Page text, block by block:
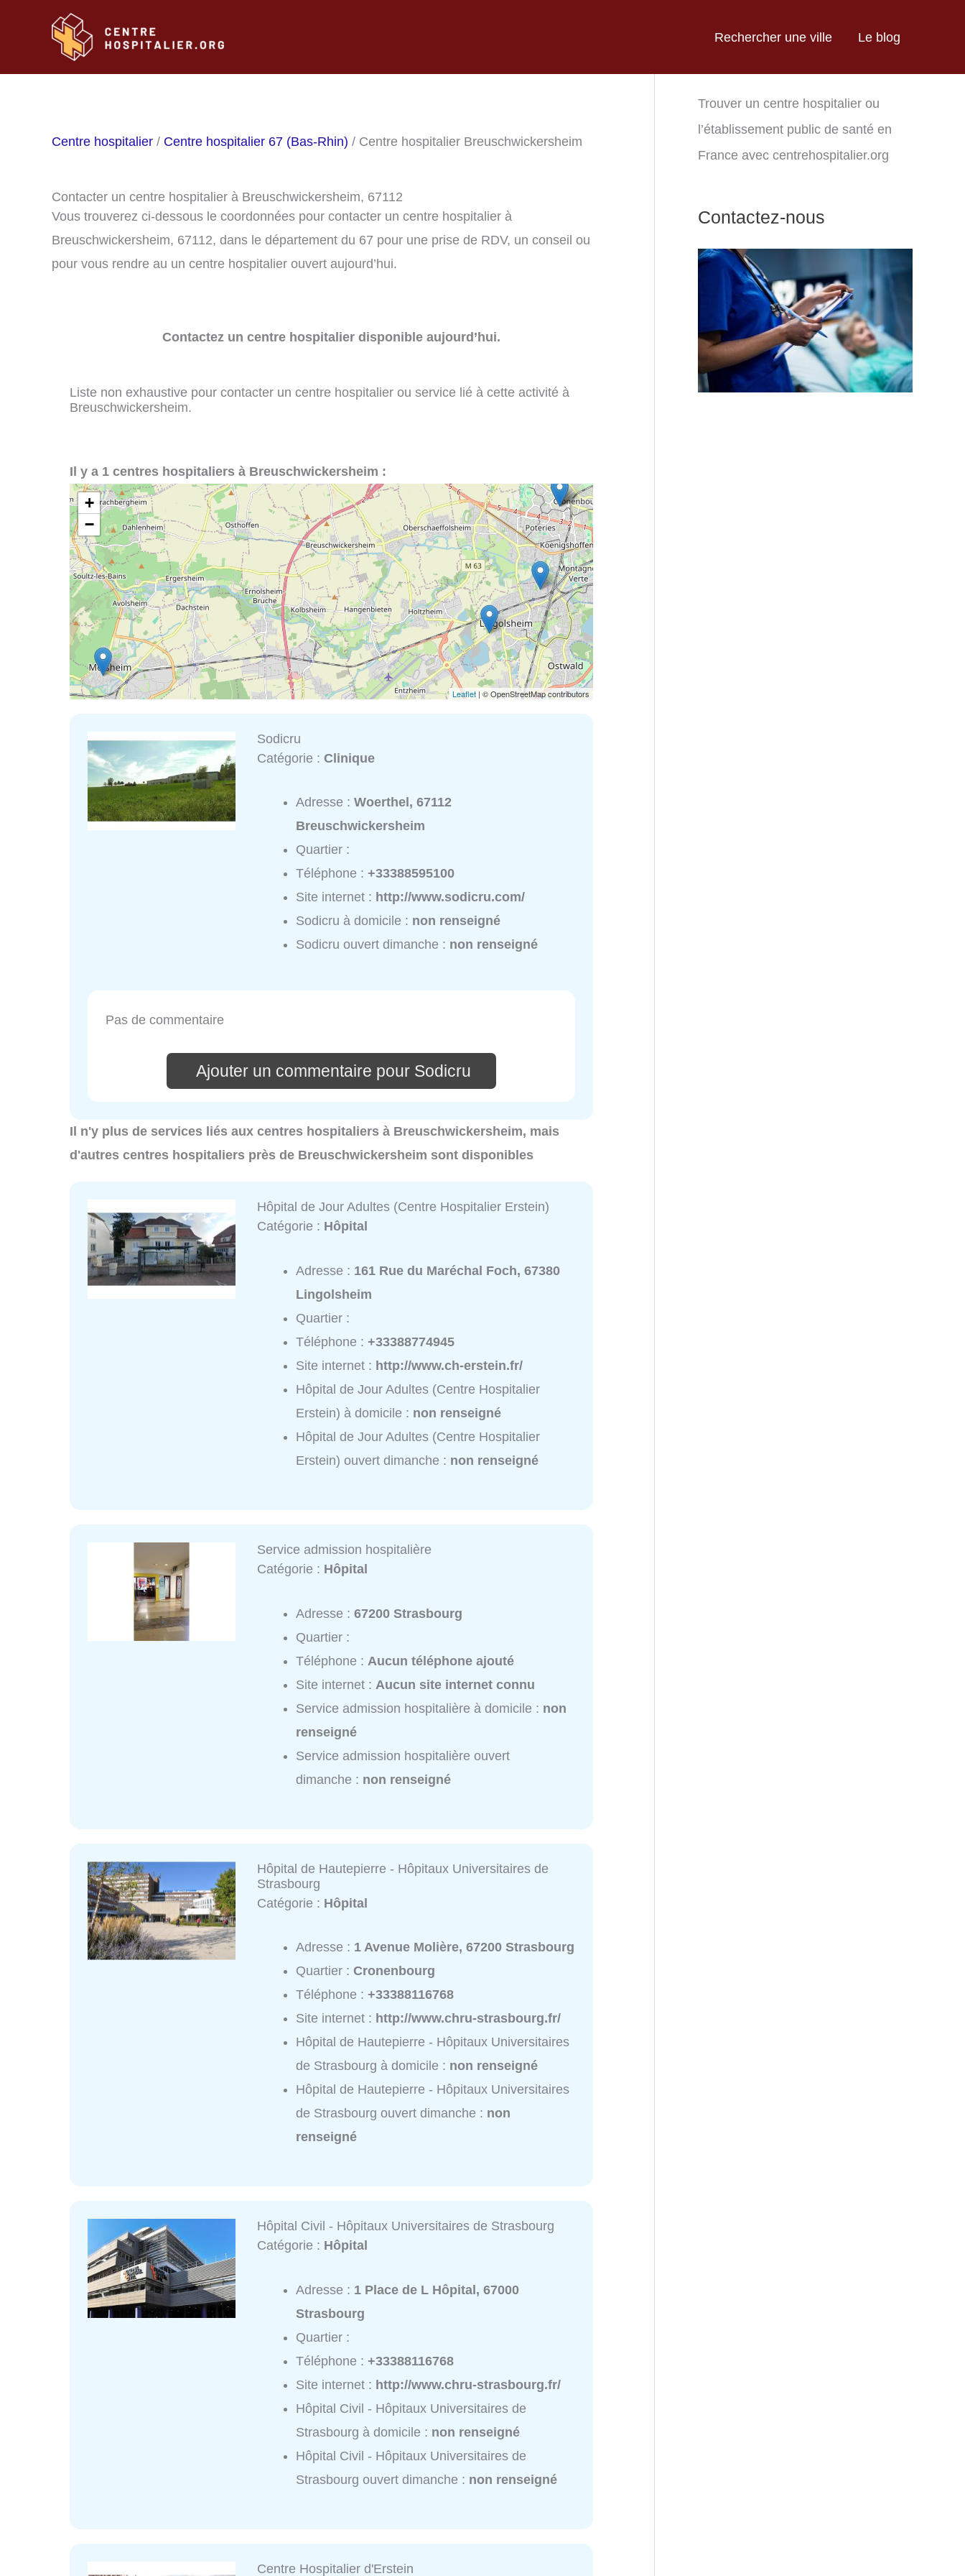
Rechercher une ville Le blog
Centre hospitalier / Centre hospitalier 67 (Bas-Rhin) / Centre hospitalier Breuschwickersheim
Contacter un centre hospitalier à Breuschwickersheim, 67112
Vous trouverez ci-dessous le coordonnées pour contacter un centre hospitalier à
Breuschwickersheim, 67112, dans le département du 67 pour une prise de RDV, un conseil ou
pour vous rendre au un centre hospitalier ouvert aujourd’hui.
Contactez un centre hospitalier disponible aujourd’hui.
Liste non exhaustive pour contacter un centre hospitalier ou service lié à cette activité à
Breuschwickersheim.
Il y a 1 centres hospitaliers à Breuschwickersheim :
+
−
Leaflet | © OpenStreetMap contributors
Sodicru
Catégorie :Clinique
Adresse :Woerthel, 67112
Breuschwickersheim
Quartier :
Téléphone :+33388595100
Site internet : http://www.sodicru.com/
Sodicru à domicile : non renseigné
Sodicru ouvert dimanche : non renseigné
Pas de commentaire
Ajouter un commentaire pour Sodicru
Il n'y plus de services liés aux centres hospitaliers à Breuschwickersheim, mais
d'autres centres hospitaliers près de Breuschwickersheim sont disponibles
Hôpital de Jour Adultes (Centre Hospitalier Erstein)
Catégorie : Hôpital
Adresse : 161 Rue du Maréchal Foch, 67380
Lingolsheim
Quartier :
Téléphone :+33388774945
Site internet : http://www.ch-erstein.fr/
Hôpital de Jour Adultes (Centre Hospitalier
Erstein) à domicile : non renseigné
Hôpital de Jour Adultes (Centre Hospitalier
Erstein) ouvert dimanche : non renseigné
Service admission hospitalière
Catégorie : Hôpital
Adresse :67200 Strasbourg
Quartier :
Téléphone : Aucun téléphone ajouté
Site internet : Aucun site internet connu
Service admission hospitalière à domicile : non
renseigné
Service admission hospitalière ouvert
dimanche : non renseigné
Hôpital de Hautepierre - Hôpitaux Universitaires de
Strasbourg
Catégorie : Hôpital
Adresse : 1 Avenue Molière, 67200 Strasbourg
Quartier :Cronenbourg
Téléphone :+33388116768
Site internet : http://www.chru-strasbourg.fr/
Hôpital de Hautepierre - Hôpitaux Universitaires
de Strasbourg à domicile : non renseigné
Hôpital de Hautepierre - Hôpitaux Universitaires
de Strasbourg ouvert dimanche : non
renseigné
Hôpital Civil - Hôpitaux Universitaires de Strasbourg
Catégorie : Hôpital
Adresse : 1 Place de L Hôpital, 67000
Strasbourg
Quartier :
Téléphone :+33388116768
Site internet : http://www.chru-strasbourg.fr/
Hôpital Civil - Hôpitaux Universitaires de
Strasbourg à domicile : non renseigné
Hôpital Civil - Hôpitaux Universitaires de
Strasbourg ouvert dimanche : non renseigné
Centre Hospitalier d'Erstein
Trouver un centre hospitalier ou
l’établissement public de santé en
France avec centrehospitalier.org
Contactez-nous